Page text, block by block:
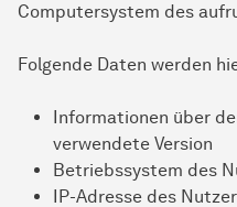
Computersystem des
Folgende Daten werden
Informationen über
verwendete Version
Betriebssystem des
IP-Adresse des